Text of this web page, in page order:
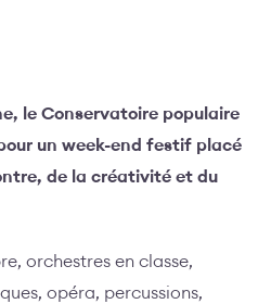
le Conservatoire populaire
un week-end festif placé
de la créativité et du
orchestres en classe,
opéra, percussions,